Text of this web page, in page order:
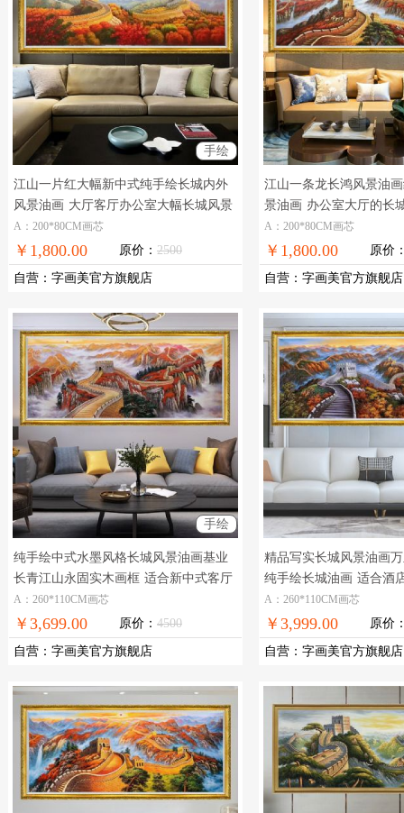
手绘
江山一片红大幅新中式纯手绘长城内外
风景油画 大厅客厅办公室大幅长城风景
油画
A：200*80CM画芯
￥1,800.00 原价： 2500
自营 ： 字画美官方旗舰店
江山一条龙长鸿风景油
景油画 办公室大厅的长
A：200*80CM画芯
￥1,800.00 原价
自营 ： 字画美官方旗舰店
手绘
纯手绘中式水墨风格长城风景油画基业
长青江山永固实木画框 适合新中式客厅
大厅的长城风景油画
A：260*110CM画芯
￥3,699.00 原价： 4500
自营 ： 字画美官方旗舰店
精品写实长城风景油画
纯手绘长城油画 适合酒
城风景油画
A：260*110CM画芯
￥3,999.00 原价
自营 ： 字画美官方旗舰店